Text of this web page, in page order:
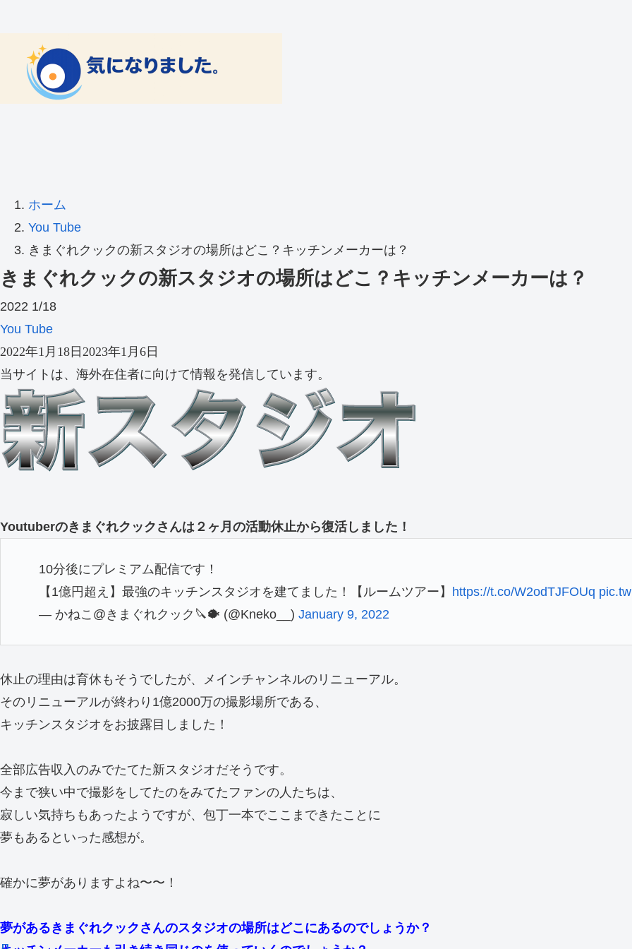
ホーム
You Tube
きまぐれクックの新スタジオの場所はどこ？キッチンメーカーは？
きまぐれクックの新スタジオの場所はどこ？キッチンメーカーは？
2022 1/18
You Tube
2022年1月18日 2023年1月6日
当サイトは、海外在住者に向けて情報を発信しています。
Youtuberのきまぐれクックさんは２ヶ月の活動休止から復活しました！
10分後にプレミアム配信です！
【1億円超え】最強のキッチンスタジオを建てました！【ルームツアー】 https://t.co/W2odTJFOUq
— かねこ@きまぐれクック🔪🐡 (@Kneko__) January 9, 2022
休止の理由は育休もそうでしたが、メインチャンネルのリニューアル。
そのリニューアルが終わり1億2000万の撮影場所である、
キッチンスタジオをお披露目しました！
全部広告収入のみでたてた新スタジオだそうです。
今まで狭い中で撮影をしてたのをみてたファンの人たちは、
寂しい気持ちもあったようですが、包丁一本でここまできたことに
夢もあるといった感想が。
確かに夢がありますよね〜〜！
夢があるきまぐれクックさんのスタジオの場所はどこにあるのでしょうか？